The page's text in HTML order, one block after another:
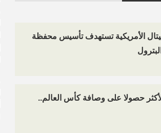
الأمريكية تستهدف تأسيس محفظة
الأكثر حصولا على وصافة كأس العالم..